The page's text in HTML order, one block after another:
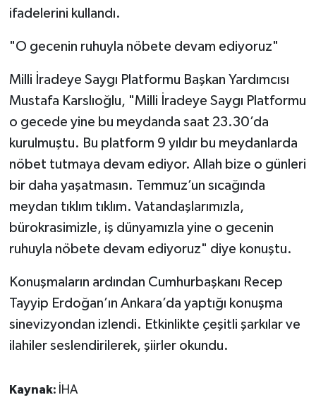
ifadelerini kullandı.
"O gecenin ruhuyla nöbete devam ediyoruz"
Milli İradeye Saygı Platformu Başkan Yardımcısı
Mustafa Karslıoğlu, "Milli İradeye Saygı Platformu
o gecede yine bu meydanda saat 23.30’da
kurulmuştu. Bu platform 9 yıldır bu meydanlarda
nöbet tutmaya devam ediyor. Allah bize o günleri
bir daha yaşatmasın. Temmuz’un sıcağında
meydan tıklım tıklım. Vatandaşlarımızla,
bürokrasimizle, iş dünyamızla yine o gecenin
ruhuyla nöbete devam ediyoruz" diye konuştu.
Konuşmaların ardından Cumhurbaşkanı Recep
Tayyip Erdoğan’ın Ankara’da yaptığı konuşma
sinevizyondan izlendi. Etkinlikte çeşitli şarkılar ve
ilahiler seslendirilerek, şiirler okundu.
Kaynak: İHA